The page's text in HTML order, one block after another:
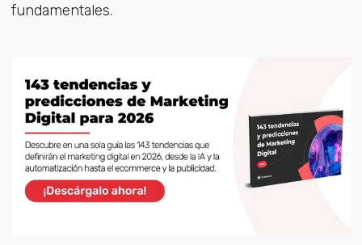
fundamentales.